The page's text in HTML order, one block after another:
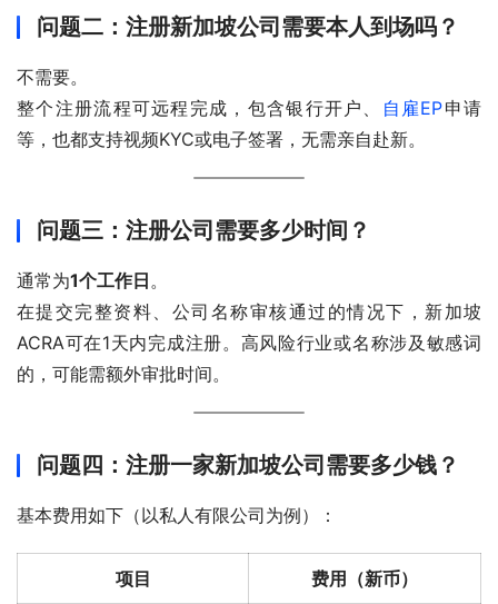
问题二：注册新加坡公司需要本人到场吗？
不需要。
整个注册流程可远程完成，包含银行开户、
自雇EP申请
等，也都支持视频KYC或电子签署，无需亲自赴新。
问题三：注册公司需要多少时间？
通常为1个工作日。
在提交完整资料、公司名称审核通过的情况下，新加坡
ACRA可在1天内完成注册。高风险行业或名称涉及敏感词
的，可能需额外审批时间。
问题四：注册一家新加坡公司需要多少钱？
基本费用如下（以私人有限公司为例）：
项目 费用（新币）